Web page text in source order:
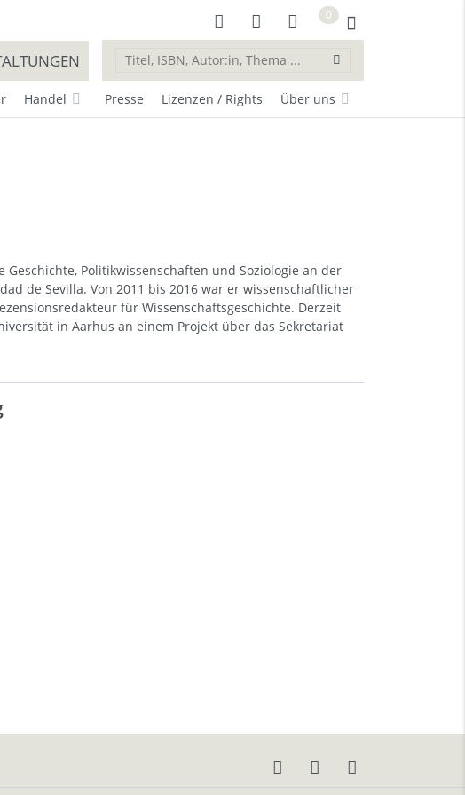
0
Handel Presse Lizenzen / Rights Über uns
Politikwissenschaften und Soziologie an der
de Sevilla. Von 2011 bis 2016 war er wissenschaftlicher
für Wissenschaftsgeschichte. Derzeit
in Aarhus an einem Projekt über das Sekretariat